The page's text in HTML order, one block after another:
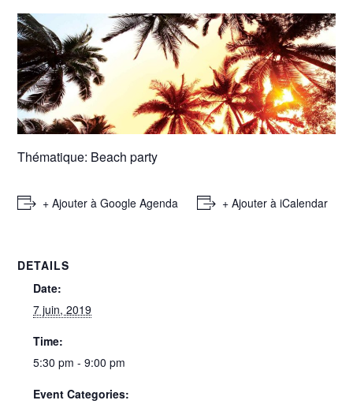
Thématique: Beach party
+ Ajouter à Google Agenda + Ajouter à iCalendar
DETAILS
Date:
7 juin, 2019
Time:
5:30 pm - 9:00 pm
Event Categories: